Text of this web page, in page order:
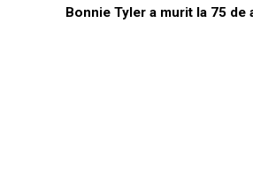
Bonnie Tyler a murit la 75 de